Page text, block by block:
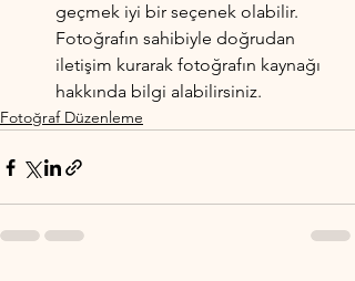
geçmek iyi bir seçenek olabilir.
Fotoğrafın sahibiyle doğrudan
iletişim kurarak fotoğrafın kaynağı
hakkında bilgi alabilirsiniz.
Fotoğraf Düzenleme